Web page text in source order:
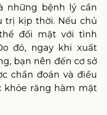
những bệnh lý cần
trị kịp thời. Nếu chủ
đối mặt với tình
đó, ngay khi xuất
bạn nên đến cơ sở
chẩn đoán và điều
khỏe răng hàm mặt